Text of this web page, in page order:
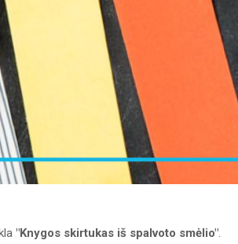
"Knygos skirtukas iš spalvoto smėlio".